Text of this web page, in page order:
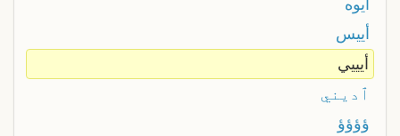
أيوه
أييس
أيييي
ٱديني
ؤؤؤؤ